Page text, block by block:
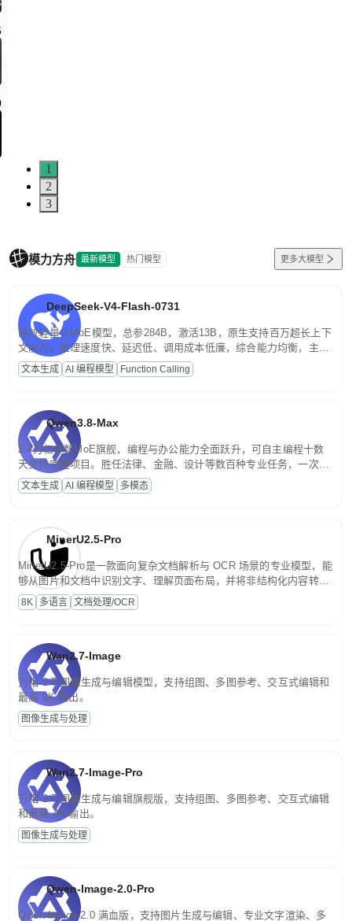
1
2
3
模力方舟 最新模型 热门模型 更多大模型
DeepSeek-V4-Flash-0731
高效轻量化MoE模型，总参284B，激活13B，原生支持百万超长上下
文能力。推理速度快、延迟低、调用成本低廉，综合能力均衡，主打
高并发、轻量化任务，适合日常对话、内容创作、基础 RAG、批量
文案处理等普惠刚需场景。
文本生成 AI 编程模型 Function Calling
Qwen3.8-Max
2.4万亿参数MoE旗舰，编程与办公能力全面跃升，可自主编程十数
天交付完整项目。胜任法律、金融、设计等数百种专业任务，一次对
话端到端交付生产级成果。原生视觉理解贯穿规划、执行与验证全流
程，支持超长文档与长视频的深度语义解析。长程任务中自主规划与
文本生成 AI 编程模型 多模态
MinerU2.5-Pro
MinerU2.5-Pro是一款面向复杂文档解析与 OCR 场景的专业模型，能
够从图片和文档中识别文字、理解页面布局，并将非结构化内容转换
为便于存储、检索和二次处理的结构化结果。
8K 多语言 文档处理/OCR
Wan2.7-Image
万相 2.7 图像生成与编辑模型，支持组图、多图参考、交互式编辑和
最高 2K 输出。
图像生成与处理
Wan2.7-Image-Pro
万相 2.7 图像生成与编辑旗舰版，支持组图、多图参考、交互式编辑
和最高 4K 输出。
图像生成与处理
Qwen-Image-2.0-Pro
Qwen-Image-2.0 满血版，支持图片生成与编辑、专业文字渲染、多